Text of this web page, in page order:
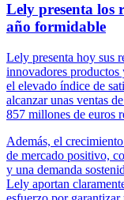
Lely presenta los
año formidable
Lely presenta hoy sus
innovadores productos
el elevado índice de
alcanzar unas ventas
857 millones de euros
Además, el
de mercado positivo,
y una demanda
Lely aportan